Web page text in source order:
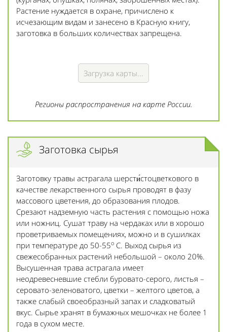
Растение нуждается в охране, причислено к
исчезающим видам и занесено в Красную книгу,
заготовка в больших количествах запрещена.
Загрузка карты...
Регионы распространения на карте России.
Заготовка сырья
Заготовку травы астрагала шерсти́стоцветкового в
качестве лекарственного сырья проводят в фазу
массового цветения, до образования плодов.
Срезают надземную часть растения с помощью ножа
или ножниц. Сушат траву на чердаках или в хорошо
проветриваемых помещениях, можно и в сушилках
при температуре до 50-55о С. Выход сырья из
свежесобранных растений небольшой – около 20%.
Высушенная трава астрагала имеет
неодревесневшие стебли буровато-серого, листья –
серовато-зеленоватого, цветки – желтого цветов, а
также слабый своеобразный запах и сладковатый
вкус. Сырье хранят в бумажных мешочках не более 1
года в сухом месте.